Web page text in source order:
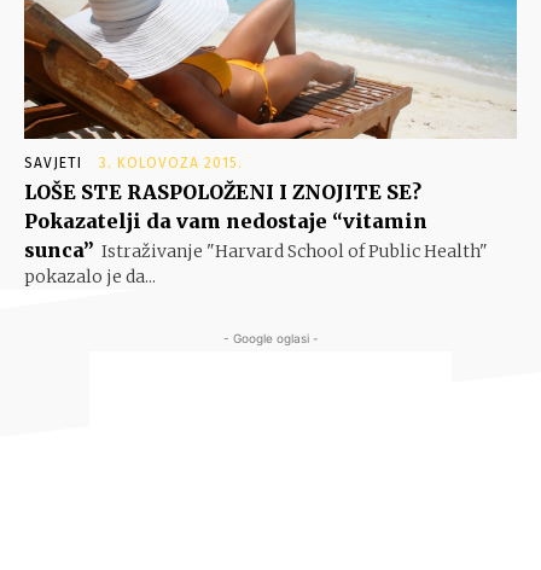
SAVJETI 3. KOLOVOZA 2015.
LOŠE STE RASPOLOŽENI I ZNOJITE SE?
Pokazatelji da vam nedostaje “vitamin
sunca” Istraživanje "Harvard School of Public Health"
pokazalo je da...
- Google oglasi -